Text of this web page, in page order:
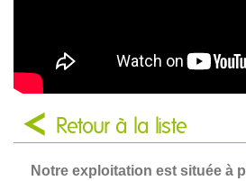
Retour à la liste
Notre exploitation est située à